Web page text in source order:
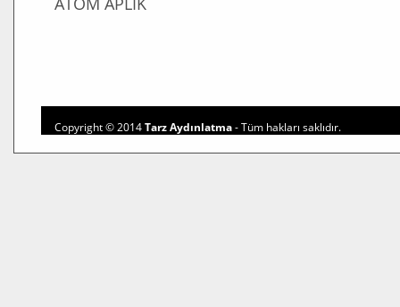
Copyright © 2014Tarz Aydınlatma- Tüm hakları saklıdır.